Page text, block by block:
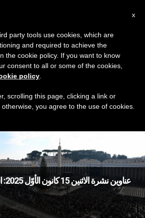
15th, 2025
عناوين نشرة الاثنين 15 كانون الأوّل 2025: افرحوا في الربّ دائمًا
x
party tools use cookies, which are
and required to achieve the
the cookie policy. If you want to know
consent to all or some of the cookies,
policy
scrolling this page, clicking a link or
you agree to the use of cookies.